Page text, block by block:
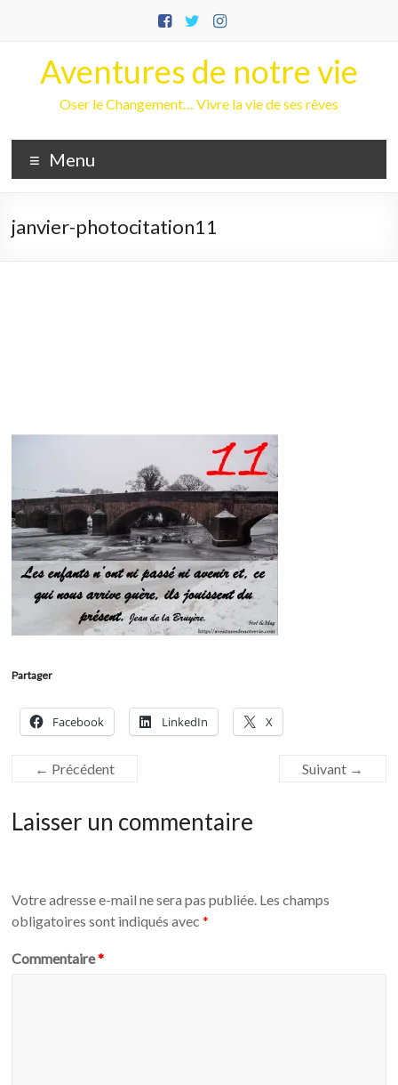
Aventures de notre vie
Oser le Changement… Vivre la vie de ses rêves
Menu
janvier-photocitation11
Partager
Facebook LinkedIn X
← Précédent Suivant →
Laisser un commentaire
Votre adresse e-mail ne sera pas publiée. Les champs
obligatoires sont indiqués avec*
Commentaire*